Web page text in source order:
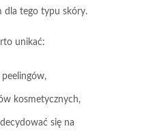
dla tego typu skóry.
unikać:
kosmetycznych,
się na